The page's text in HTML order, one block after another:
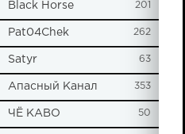
Black Horse 201
Pat04Chek 262
Satyr 63
Апасный Канал 353
ЧЁ КАВО 50